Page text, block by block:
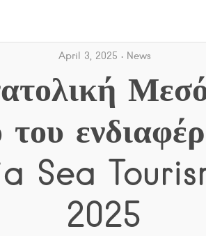
April 3, 2025 News
του
Sea
2025